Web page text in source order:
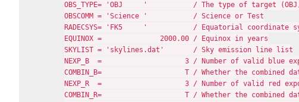
OBS_TYPE= 'OBJ     '           / The type of target (OBJ,
OBSCOMM = 'Science '           / Science or Test
RADECSYS= 'FK5     '           / Equatorial coordinate
EQUINOX =              2000.00 / Equinox in years
SKYLIST = 'skylines.dat'       / Sky emission line list
NEXP_B  =                    3 / Number of valid blue
COMBIN_B=                    T / Whether the combined
NEXP_R  =                    3 / Number of valid red
COMBIN_R=                    T / Whether the combined